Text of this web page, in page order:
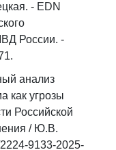
- EDN
России. -
анализ
как угрозы
Российской
/ Ю.В.
9133-2025-